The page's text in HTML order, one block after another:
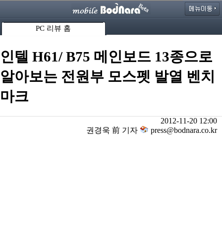
PC 리뷰 홈
인텔 H61/ B75 메인보드 13종으로
알아보는 전원부 모스펫 발열 벤치
마크
2012-11-20 12:00
권경욱 前 기자
press@bodnara.co.kr